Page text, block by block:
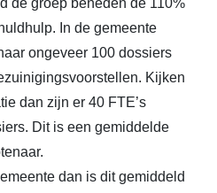
de groep beneden de 110%
In de gemeente
ongeveer 100 dossiers
Kijken
dan zijn er 40 FTE’s
Dit is een gemiddelde
dan is dit gemiddeld